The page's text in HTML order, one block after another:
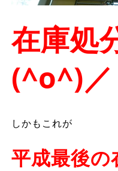
在庫処
(^o^)／
しかもこれが
平成最後の